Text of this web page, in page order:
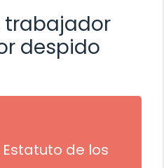
trabajador
despido
de los